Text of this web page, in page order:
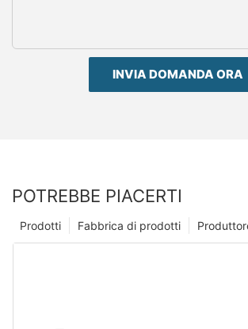
INVIA DOMANDA ORA
POTREBBE PIACERTI
Fabbrica di prodotti
Prodotti